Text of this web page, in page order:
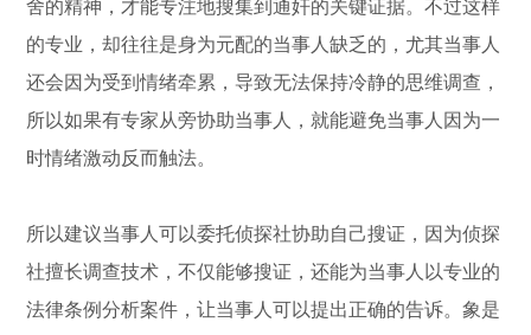
舍的精神，才能专注地搜集到通奸的关键证据。不过这样
的专业，却往往是身为元配的当事人缺乏的，尤其当事人
还会因为受到情绪牵累，导致无法保持冷静的思维调查，
所以如果有专家从旁协助当事人，就能避免当事人因为一
时情绪激动反而触法。
所以建议当事人可以委托侦探社协助自己搜证，因为侦探
社擅长调查技术，不仅能够搜证，还能为当事人以专业的
法律条例分析案件，让当事人可以提出正确的告诉。象是